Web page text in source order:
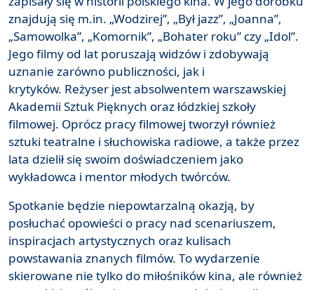
znajdują się m.in. „Wodzirej”, „Był jazz”, „Joanna”,
„Samowolka”, „Komornik”, „Bohater roku” czy „Idol”.
Jego filmy od lat poruszają widzów i zdobywają
uznanie zarówno publiczności, jak i
krytyków. Reżyser jest absolwentem warszawskiej
Akademii Sztuk Pięknych oraz łódzkiej szkoły
filmowej. Oprócz pracy filmowej tworzył również
sztuki teatralne i słuchowiska radiowe, a także przez
lata dzielił się swoim doświadczeniem jako
wykładowca i mentor młodych twórców.
Spotkanie będzie niepowtarzalną okazją, by
posłuchać opowieści o pracy nad scenariuszem,
inspiracjach artystycznych oraz kulisach
powstawania znanych filmów. To wydarzenie
skierowane nie tylko do miłośników kina, ale również